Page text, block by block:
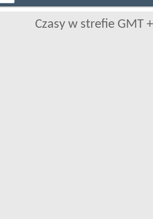
Czasy w strefie GMT